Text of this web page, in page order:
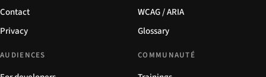
Contact
Privacy
WCAG / ARIA
Glossary
AUDIENCES COMMUNAUTÉ